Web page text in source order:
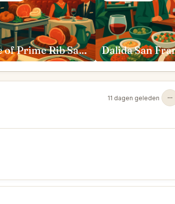
House of Prime Rib San Francisco Dalida San
11 dagen geleden